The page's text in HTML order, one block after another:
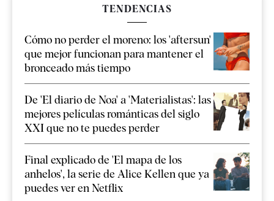
TENDENCIAS
Cómo no perder el moreno: los 'aftersun'
que mejor funcionan para mantener el
bronceado más tiempo
De 'El diario de Noa' a 'Materialistas': las
mejores películas románticas del siglo
XXI que no te puedes perder
Final explicado de 'El mapa de los
anhelos', la serie de Alice Kellen que ya
puedes ver en Netflix